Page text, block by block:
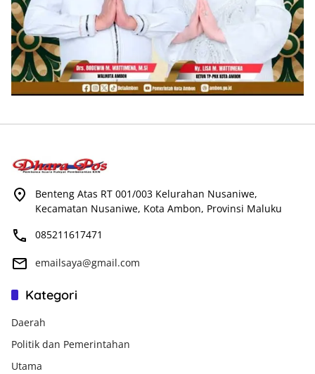
Benteng Atas RT 001/003 Kelurahan Nusaniwe,
Kecamatan Nusaniwe, Kota Ambon, Provinsi Maluku
085211617471
emailsaya@gmail.com
Kategori
Daerah
Politik dan Pemerintahan
Utama